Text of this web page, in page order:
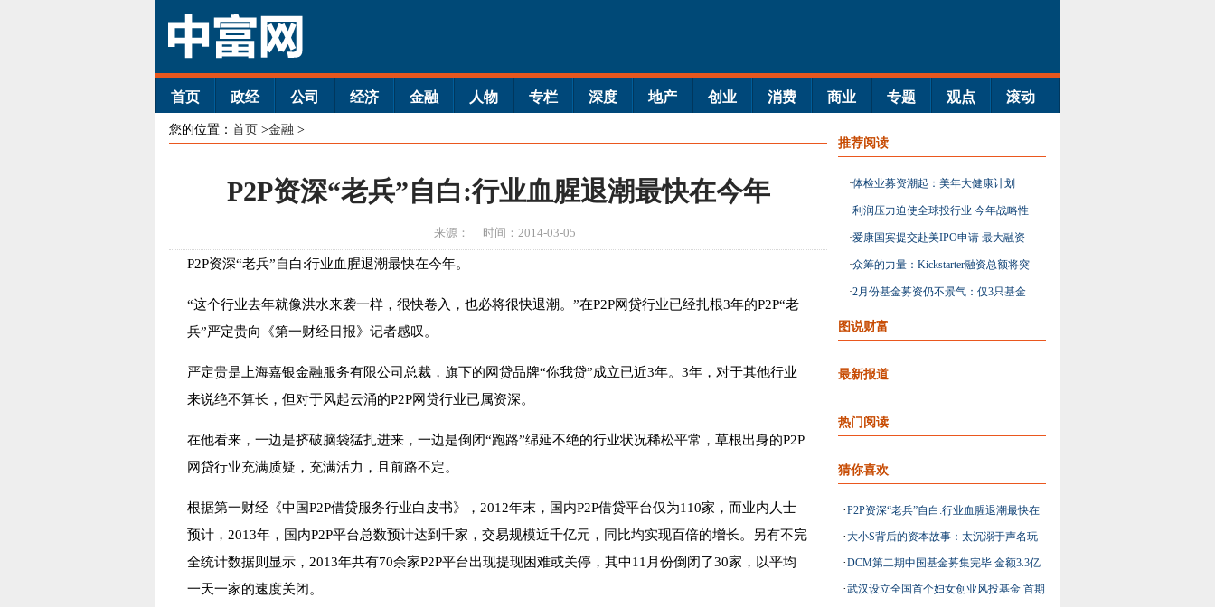
首页 政经 公司 经济 金融 人物 专栏 深度 地产 创业 消费 商业 专题 观点 滚动
您的位置： 首页 >金融 >
P2P资深“老兵”自白:行业血腥退潮最快在今年
来源： 时间：2014-03-05
P2P资深“老兵”自白:行业血腥退潮最快在今年。
“这个行业去年就像洪水来袭一样，很快卷入，也必将很快退潮。”在P2P网贷行业已经扎根3年的P2P“老
兵”严定贵向《第一财经日报》记者感叹。
严定贵是上海嘉银金融服务有限公司总裁，旗下的网贷品牌“你我贷”成立已近3年。3年，对于其他行业
来说绝不算长，但对于风起云涌的P2P网贷行业已属资深。
在他看来，一边是挤破脑袋猛扎进来，一边是倒闭“跑路”绵延不绝的行业状况稀松平常，草根出身的P2P
网贷行业充满质疑，充满活力，且前路不定。
根据第一财经《中国P2P借贷服务行业白皮书》，2012年末，国内P2P借贷平台仅为110家，而业内人士
预计，2013年，国内P2P平台总数预计达到千家，交易规模近千亿元，同比均实现百倍的增长。另有不完
全统计数据则显示，2013年共有70余家P2P平台出现提现困难或关停，其中11月份倒闭了30家，以平均
一天一家的速度关闭。
推荐阅读
·体检业募资潮起：美年大健康计划
2015年A股上市
·利润压力迫使全球投行业 今年战略性
内部变革
·爱康国宾提交赴美IPO申请 最大融资
1.5亿美元
·众筹的力量：Kickstarter融资总额将突
破10亿美元
·2月份基金募资仍不景气：仅3只基金
募资完成
图说财富
最新报道
热门阅读
猜你喜欢
·P2P资深“老兵”自白:行业血腥退潮最快在
今年
·大小S背后的资本故事：太沉溺于声名玩
不好资本
·DCM第二期中国基金募集完毕 金额3.3亿
美金
·武汉设立全国首个妇女创业风投基金 首期